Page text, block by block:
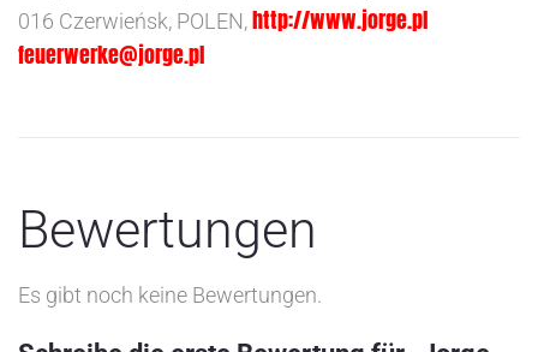
016 Czerwieńsk, POLEN,http://www.jorge.pl
feuerwerke@jorge.pl
Bewertungen
Es gibt noch keine Bewertungen.